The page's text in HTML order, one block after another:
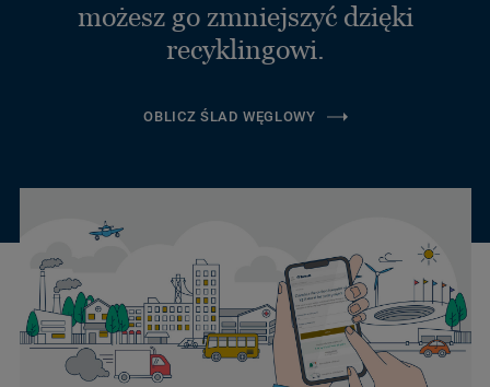
możesz go zmniejszyć dzięki
recyklingowi.
OBLICZ ŚLAD WĘGLOWY